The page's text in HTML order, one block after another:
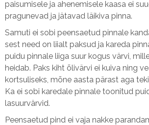
paisumisele ja ahenemisele kaasa ei
pragunevad ja jätavad läikiva pinna.
Samuti ei sobi peensaetud pinnale
sest need on liialt paksud ja kareda
puidu pinnale liiga suur kogus värvi,
heidab. Paks kiht õlivärvi ei kuiva ning
kortsuliseks, mõne aasta pärast aga
Ka ei sobi karedale pinnale toonitud
lasuurvärvid.
Peensaetud pind ei vaja nakke